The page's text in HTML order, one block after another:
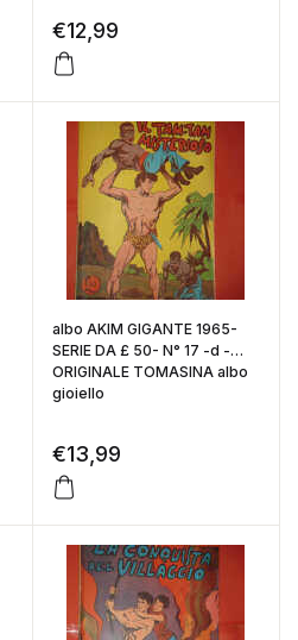
€12,99
albo AKIM GIGANTE 1965-
SERIE DA £ 50- N° 17 -d -
ORIGINALE TOMASINA albo
gioiello
€13,99